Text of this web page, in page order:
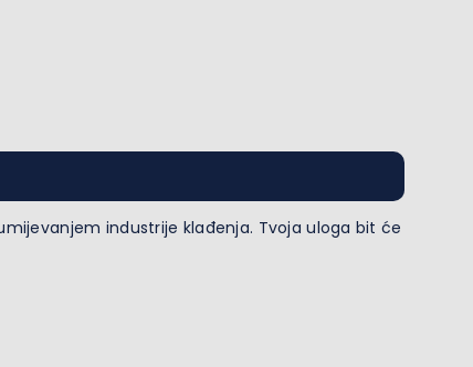
industrije klađenja. Tvoja uloga bit će